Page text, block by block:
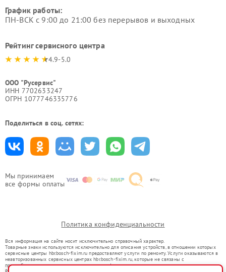
Мы принимаем
все формы оплаты
График работы:
ПН-ВСК с 9:00 до 21:00 без перерывов и выходных
Рейтинг сервисного центра
4.9-5.0
ООО "Русервис"
ИНН 7702633247
ОГРН 1077746335776
Поделиться в соц. сетях:
Политика конфиденциальности
Вся информация на сайте носит исключительно справочный характер.
Товарные знаки используются исключительно для описания устройств, в отношении которых
сервисные центры hbr.bosch-fixim.ru предоставляют услуги по ремонту. Услуги оказываются в
неавторизованных сервисных центрах hbr.bosch-fixim.ru, которые не связаны с
правообладателями товарных знаков или их официальными представителями.